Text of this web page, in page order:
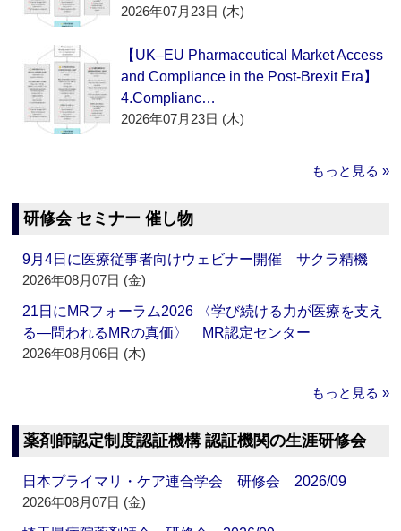
2026年07月23日 (木)
【UK–EU Pharmaceutical Market Access
and Compliance in the Post-Brexit Era】
4.Complianc…
2026年07月23日 (木)
もっと見る »
研修会 セミナー 催し物
9月4日に医療従事者向けウェビナー開催 サクラ精機
2026年08月07日 (金)
21日にMRフォーラム2026 〈学び続ける力が医療を支え
る―問われるMRの真価〉 MR認定センター
2026年08月06日 (木)
もっと見る »
薬剤師認定制度認証機構 認証機関の生涯研修会
日本プライマリ・ケア連合学会 研修会 2026/09
2026年08月07日 (金)